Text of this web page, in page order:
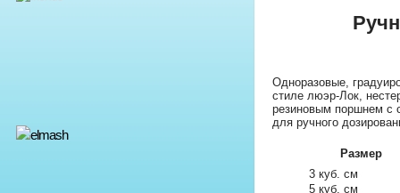
Одноразовые,
стиле люэр-Лок,
резиновым поршнем с
для ручного
Размер
3 куб. см
5 куб. см